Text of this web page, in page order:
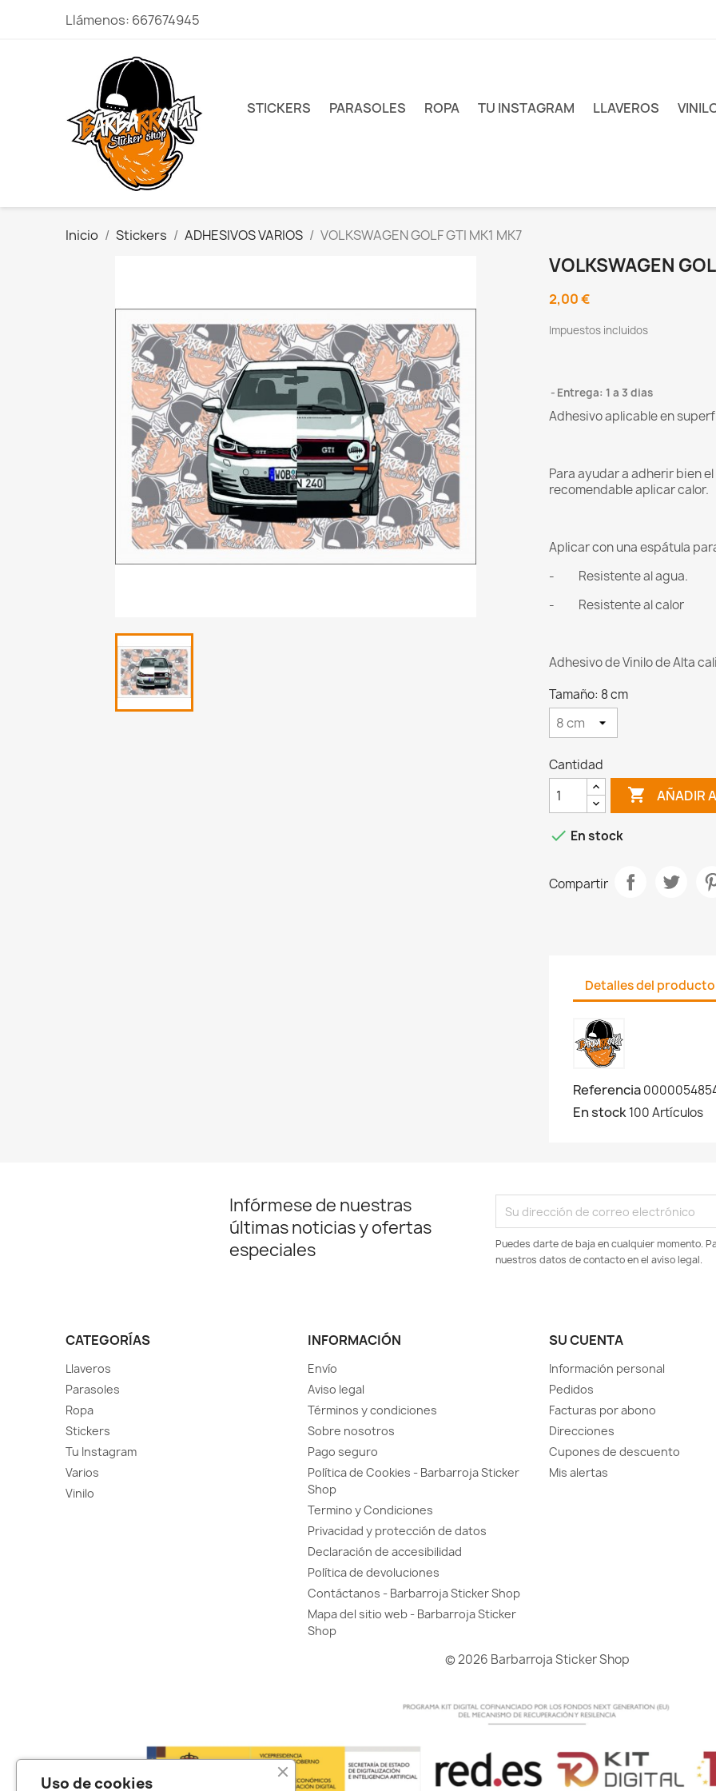
Llámenos: 667674945
STICKERS PARASOLES ROPA TU INSTAGRAM LLAVEROS
Inicio Stickers ADHESIVOS VARIOS VOLKSWAGEN GOLF GTI MK1 MK7
VOLKSWAGEN
2,00 €
Impuestos incluidos
Entrega: 1 a 3 dias
Adhesivo aplicable en
Para ayudar a adherir bien
recomendable aplicar calor.
Aplicar con una espátula
- Resistente al agua.
- Resistente al calor
Adhesivo de Vinilo de Alta
Tamaño: 8 cm
Cantidad
 AÑADIR
 En stock
Compartir
Detalles del producto
Referencia
En stock100 Artículos
Infórmese de nuestras
últimas noticias y ofertas
especiales
Puedes darte de baja en cualquier momento.
nuestros datos de contacto en el aviso legal.
CATEGORÍAS
Llaveros
Parasoles
Ropa
Stickers
Tu Instagram
Varios
Vinilo
INFORMACIÓN
Envío
Aviso legal
Términos y condiciones
Sobre nosotros
Pago seguro
Política de Cookies - Barbarroja Sticker
Shop
Termino y Condiciones
Privacidad y protección de datos
Declaración de accesibilidad
Política de devoluciones
Contáctanos - Barbarroja Sticker Shop
Mapa del sitio web - Barbarroja Sticker
Shop
SU CUENTA
Información personal
Pedidos
Facturas por abono
Direcciones
Cupones de descuento
Mis alertas
© 2026 Barbarroja Sticker Shop
Uso de cookies